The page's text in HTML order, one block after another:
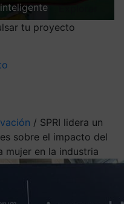
tu proyecto
/ SPRI lidera un
sobre el impacto del
mujer en la industria